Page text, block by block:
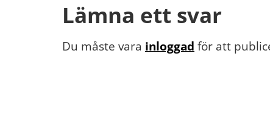
Lämna ett svar
Du måste vara inloggad för att